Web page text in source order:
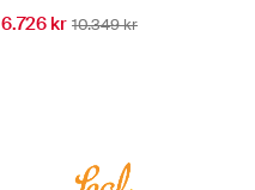
6.726 kr 10.349 kr